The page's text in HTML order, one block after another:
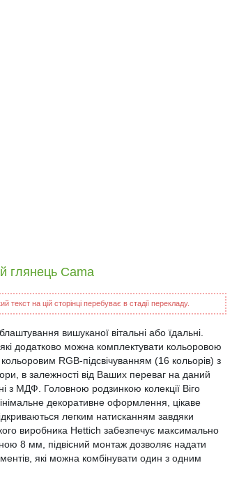
глянець Cama
на цій сторінці перебуває в стадії перекладу.
вишуканої вітальні або їдальні.
додатково можна комплектувати кольоровою
RGB-підсвічуванням (16 кольорів) з
в залежності від Ваших переваг на даний
з МДФ. Головною родзинкою колекції Віго
декоративне оформлення, цікаве
легким натисканням завдяки
виробника Hettich забезпечує максимально
8 мм, підвісний монтаж дозволяє надати
які можна комбінувати один з одним